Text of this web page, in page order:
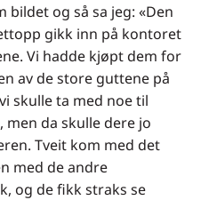
bildet og så sa jeg: «Den
gikk inn på kontoret
Vi hadde kjøpt dem for
av de store guttene på
skulle ta med noe til
men da skulle dere jo
Tveit kom med det
med de andre
og de fikk straks se